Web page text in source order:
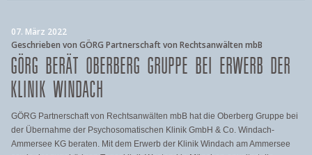
07. März 2022
Geschrieben von GÖRG Partnerschaft von Rechtsanwälten mbB
GÖRG BERÄT OBERBERG GRUPPE BEI ERWERB DER
KLINIK WINDACH
GÖRG Partnerschaft von Rechtsanwälten mbB hat die Oberberg Gruppe bei
der Übernahme der Psychosomatischen Klinik GmbH & Co. Windach-
Ammersee KG beraten. Mit dem Erwerb der Klinik Windach am Ammersee